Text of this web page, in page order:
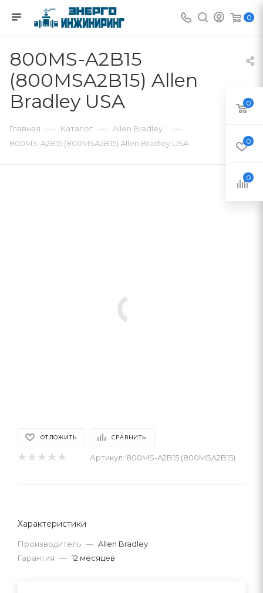
0
800MS-A2B15
(800MSA2B15) Allen
Bradley USA
Главная — Каталог — Allen Bradley —
800MS-A2B15 (800MSA2B15) Allen Bradley USA
ОТЛОЖИТЬ СРАВНИТЬ
Артикул: 800MS-A2B15 (800MSA2B15)
Характеристики
Производитель — Allen Bradley
Гарантия — 12 месяцев
0
0
0